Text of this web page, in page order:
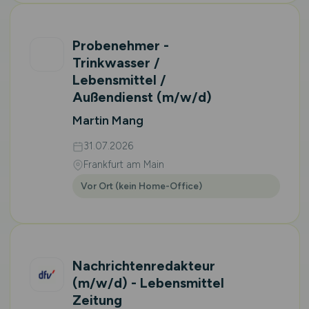
Probenehmer -
Trinkwasser /
Lebensmittel /
Außendienst (m/w/d)
Martin Mang
31.07.2026
Frankfurt am Main
Vor Ort (kein Home-Office)
Nachrichtenredakteur
(m/w/d) - Lebensmittel
Zeitung